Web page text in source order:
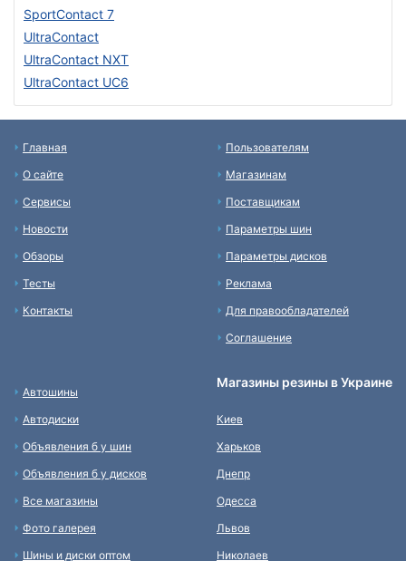
SportContact 7
UltraContact
UltraContact NXT
UltraContact UC6
Главная
О сайте
Сервисы
Новости
Обзоры
Тесты
Контакты
Пользователям
Магазинам
Поставщикам
Параметры шин
Параметры дисков
Реклама
Для правообладателей
Соглашение
Автошины
Автодиски
Объявления б у шин
Объявления б у дисков
Все магазины
Фото галерея
Шины и диски оптом
Магазины резины в Украине
Киев
Харьков
Днепр
Одесса
Львов
Николаев